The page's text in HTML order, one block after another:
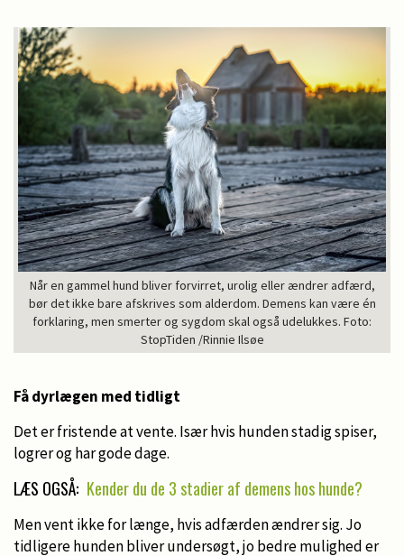
Når en gammel hund bliver forvirret, urolig eller ændrer adfærd,
bør det ikke bare afskrives som alderdom. Demens kan være én
forklaring, men smerter og sygdom skal også udelukkes. Foto:
StopTiden /Rinnie Ilsøe
Få dyrlægen med tidligt
Det er fristende at vente. Især hvis hunden stadig spiser,
logrer og har gode dage.
LÆS OGSÅ: Kender du de 3 stadier af demens hos hunde?
Men vent ikke for længe, hvis adfærden ændrer sig. Jo
tidligere hunden bliver undersøgt, jo bedre mulighed er